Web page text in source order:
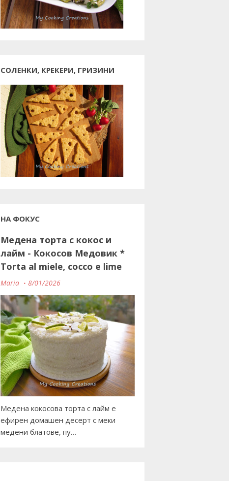
СОЛЕНКИ, КРЕКЕРИ, ГРИЗИНИ
НА ФОКУС
Медена торта с кокос и
лайм - Кокосов Медовик *
Torta al miele, cocco e lime
Maria 8/01/2026
Медена кокосова торта с лайм е
ефирен домашен десерт с меки
медени блатове, пу…